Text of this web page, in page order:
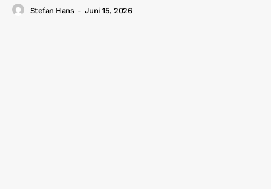
Stefan Hans - Juni 15, 2026